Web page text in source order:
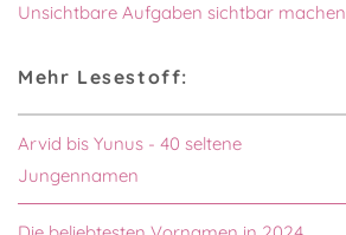
Unsichtbare Aufgaben sichtbar machen
Mehr Lesestoff:
Arvid bis Yunus - 40 seltene
Jungennamen